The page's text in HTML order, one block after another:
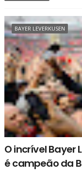
BAYER LEVERKUSEN
O incrível Bayer
é campeão da